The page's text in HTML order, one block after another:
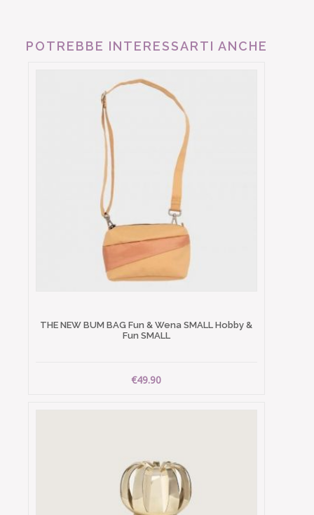
POTREBBE INTERESSARTI ANCHE
THE NEW BUM BAG Fun & Wena SMALL Hobby &
Fun SMALL
€49.90